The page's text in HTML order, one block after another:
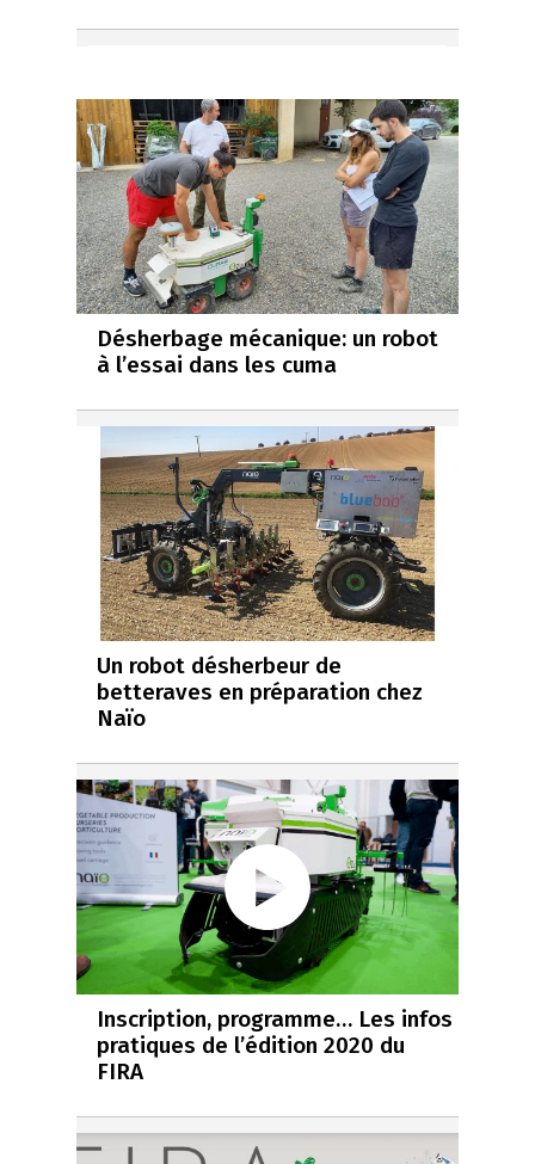
Désherbage mécanique: un robot
à l’essai dans les cuma
Un robot désherbeur de
betteraves en préparation chez
Naïo
Inscription, programme… Les infos
pratiques de l’édition 2020 du
FIRA